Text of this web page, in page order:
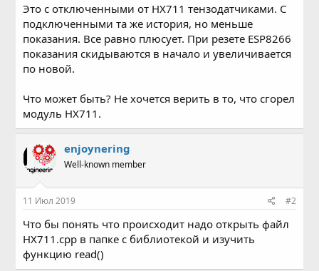
Это с отключенными от HX711 тензодатчиками. С
подключенными та же история, но меньше
показания. Все равно плюсует. При резете ESP8266
показания скидываются в начало и увеличивается
по новой.
Что может быть? Не хочется верить в то, что сгорел
модуль HX711.
enjoynering
Well-known member
11 Июл 2019 #2
Что бы понять что происходит надо открыть файл
HX711.cpp в папке с библиотекой и изучить
функцию read()